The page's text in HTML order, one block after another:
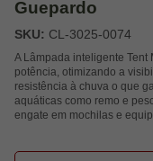
Guepardo
SKU: CL-3025-0074
A Lâmpada inteligente
potência, otimizando a
resistência à chuva o que
aquáticas como remo e
engate em mochilas e